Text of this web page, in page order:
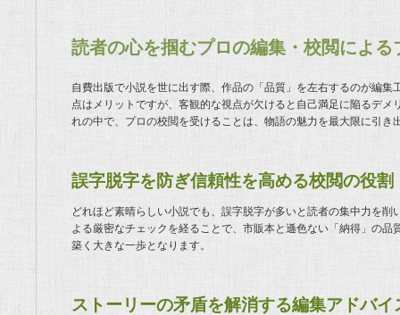
読者の心を掴むプロの編集・校閲による
自費出版で小説を世に出す際、作品の「品質」を左右するのが編
点はメリットですが、客観的な視点が欠けると自己満足に陥るデ
れの中で、プロの校閲を受けることは、物語の魅力を最大限に引き
誤字脱字を防ぎ信頼性を高める校閲の役割
どれほど素晴らしい小説でも、誤字脱字が多いと読者の集中力を
よる厳密なチェックを経ることで、市販本と遜色ない「納得」の
築く大きな一歩となります。
ストーリーの矛盾を解消する編集アドバイ